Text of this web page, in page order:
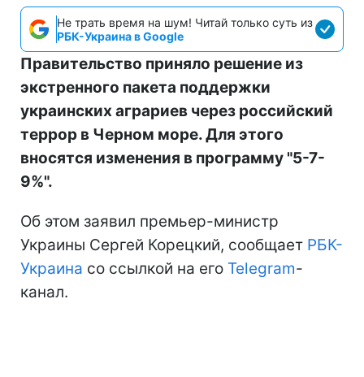
Не трать время на шум! Читай только суть из
РБК-Украина в Google
Правительство приняло решение из
экстренного пакета поддержки
украинских аграриев через российский
террор в Черном море. Для этого
вносятся изменения в программу "5-7-
9%".
Об этом заявил премьер-министр
Украины Сергей Корецкий, сообщает РБК-
Украина со ссылкой на его Telegram-
канал.